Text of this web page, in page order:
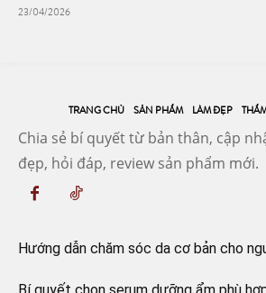
23/04/2026
TRANG CHỦ SẢN PHẨM LÀM ĐẸP
Chia sẻ bí quyết từ bản thân, cập
đẹp, hỏi đáp, review sản phẩm mới.
Hướng dẫn chăm sóc da cơ bản cho